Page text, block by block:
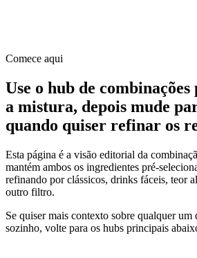
Comece aqui
Use o hub de
a mistura, depois mude
quando quiser refinar os
Esta página é a visão editorial da
mantém ambos os ingredientes pré-
refinando por clássicos, drinks fáceis, teor
outro filtro.
Se quiser mais contexto sobre qualquer um
sozinho, volte para os hubs principais